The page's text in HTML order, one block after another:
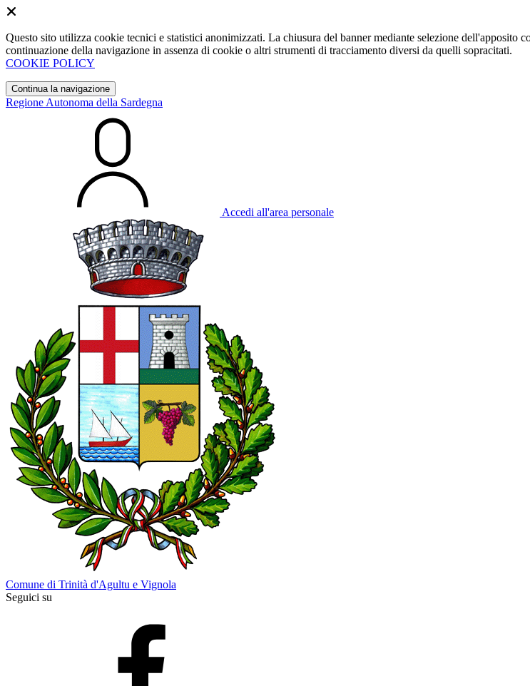
Questo sito utilizza cookie tecnici e statistici anonimizzati. La chiusura del banner mediante selezione
continuazione della navigazione in assenza di cookie o altri strumenti di tracciamento diversi da quelli sopracitati.
COOKIE POLICY
Continua la navigazione
Regione Autonoma della Sardegna
Accedi all'area personale
Comune di Trinità d'Agultu e Vignola
Seguici su